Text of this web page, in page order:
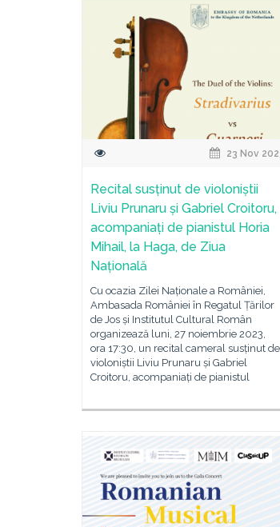
23 Nov
Recital susținut de violoniștii
Liviu Prunaru și Gabriel Croitoru,
acompaniați de pianistul Horia
Mihail, la Haga, de Ziua
Națională
Cu ocazia Zilei Naționale a României,
Ambasada României în Regatul Țărilor
de Jos și Institutul Cultural Român
organizează luni, 27 noiembrie 2023,
ora 17:30, un recital cameral susținut de
violoniștii Liviu Prunaru și Gabriel
Croitoru, acompaniați de pianistul